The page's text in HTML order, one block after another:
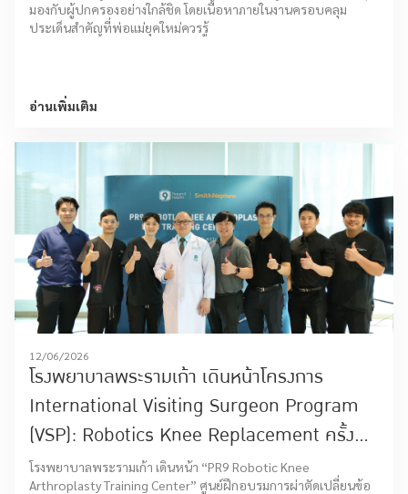
มองกับผู้ปกครองอย่างใกล้ชิด โดยเนื้อหาภายในงานครอบคลุม
ประเด็นสำคัญที่พ่อแม่ยุคใหม่ควรรู้
อ่านเพิ่มเติม
12/06/2026
โรงพยาบาลพระรามเก้า เดินหน้าโครงการ
International Visiting Surgeon Program
(VSP): Robotics Knee Replacement ครั้งที่
3 และ 4
โรงพยาบาลพระรามเก้า เดินหน้า “PR9 Robotic Knee
Arthroplasty Training Center” ศูนย์ฝึกอบรมการผ่าตัดเปลี่ยนข้อ